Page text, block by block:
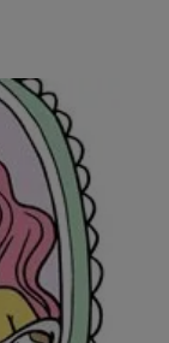
Pellai